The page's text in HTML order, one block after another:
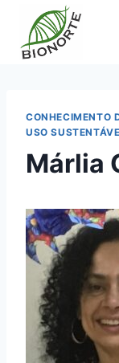
CONHECIMENTO
USO
Márlia